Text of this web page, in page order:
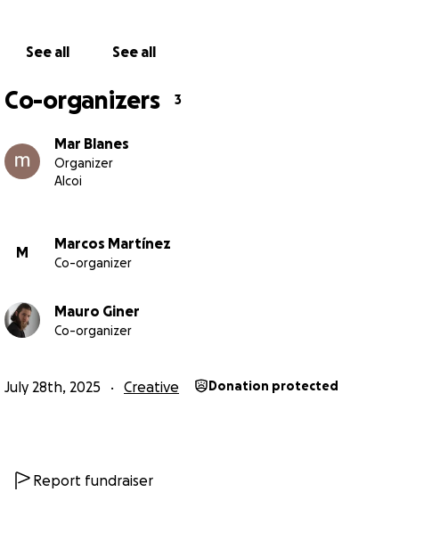
GoFundMe
See all See all
Co-organizers 3
Mar Blanes
Organizer
Alcoi
M
Marcos Martínez
Co-organizer
Mauro Giner
Co-organizer
July 28th, 2025 Creative Donation protected
Report fundraiser